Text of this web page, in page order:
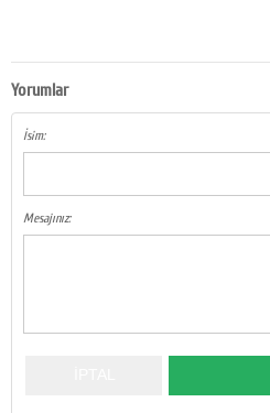
Yorumlar
İsim:
Mesajınız: